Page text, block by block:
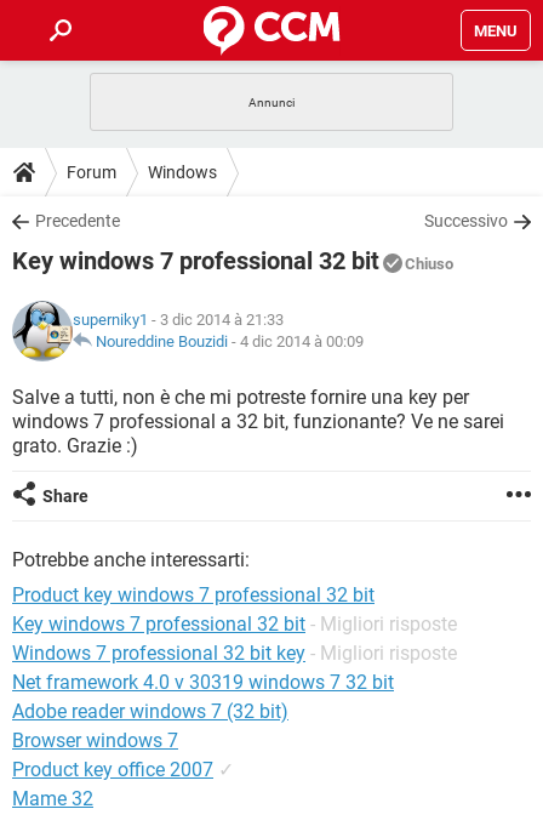
MENU
INTRATTENIMENTO
iOS
INSTAGRAM WHATSAPP
TIKTOK
HARDWARE
GUIDE
COVID-19
INSTAGRAM
TIKTOK
HARDWARE
DOWNLOAD
COVID-19 GAMING
INTRATTENIMENTO
iOS WINDOWS 10
INSTAGRAM WHATSAPP
TIKTOK FACEBOOK
FORUM
COVID-19
INTRATTENIMENTO
iOS WINDOWS 10
INSTAGRAM
TIKTOK
GLOSSARIO
COVID-19 GAMING
INTRATTENIMENTO ANDROID
INSTAGRAM
TIKTOK
HARDWARE
Forum Windows
Precedente Successivo
Key windows 7 professional 32 bit Chiuso
superniky1 - 3 dic 2014 à 21:33
Noureddine Bouzidi - 4 dic 2014 à 00:09
Salve a tutti, non è che mi potreste fornire una key per
windows 7 professional a 32 bit, funzionante? Ve ne sarei
grato. Grazie :)
Share
Potrebbe anche interessarti:
Product key windows 7 professional 32 bit
Key windows 7 professional 32 bit - Migliori risposte
Windows 7 professional 32 bit key - Migliori risposte
Net framework 4.0 v 30319 windows 7 32 bit
Adobe reader windows 7 (32 bit)
Browser windows 7
Product key office 2007 ✓
Mame 32